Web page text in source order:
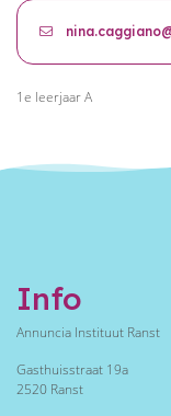
1e leerjaar A
Info
Annuncia Instituut Ranst
Gasthuisstraat 19a
2520 Ranst